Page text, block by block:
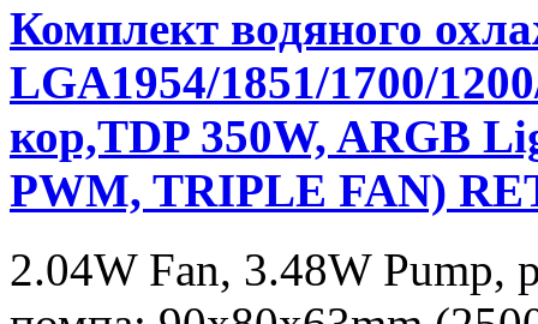
Комплект водяного
LGA1954/1851/1700/
кор,TDP 350W, ARGB
PWM, TRIPLE FAN)
2.04W Fan, 3.48W Pump,